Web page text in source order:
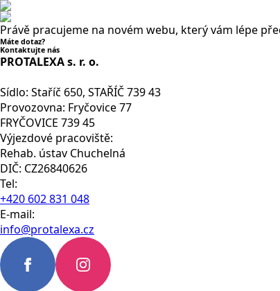
Právě pracujeme na novém webu, který vám lépe
Máte dotaz?
Kontaktujte nás
PROTALEXA s. r. o.
Sídlo: Staříč 650, STAŘÍČ 739 43
Provozovna: Fryčovice 77
FRYČOVICE 739 45
Výjezdové pracoviště:
Rehab. ústav Chuchelná
DIČ: CZ26840626
Tel:
+420 602 831 048
E-mail:
info@protalexa.cz